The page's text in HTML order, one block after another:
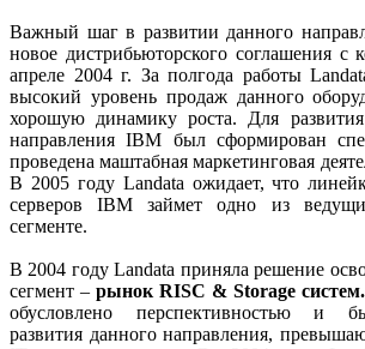
Важный шаг в развитии данного
новое дистрибьюторского соглашения с
апреле 2004 г. За полгода работы
высокий уровень продаж данного
хорошую динамику роста. Для
направления IBM был сформирован
проведена маштабная маркетинговая
В 2005 году Landata ожидает, что
серверов IBM займет одно из
сегменте.
В 2004 году Landata приняла решение
сегмент – рынок RISC & Storage систем.
обусловлено перспективностью и
развития данного направления,